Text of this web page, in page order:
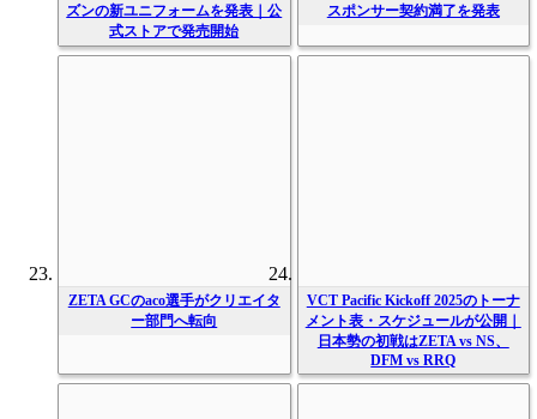
ズンの新ユニフォームを発表｜公
式ストアで発売開始
スポンサー契約満了を発表
ZETA GCのaco選手がクリエイタ
ー部門へ転向
VCT Pacific Kickoff 2025のトーナ
メント表・スケジュールが公開｜
日本勢の初戦はZETA vs NS、
DFM vs RRQ